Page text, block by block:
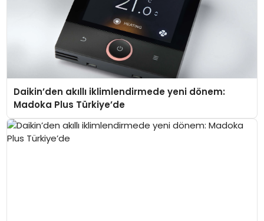
Daikin’den akıllı iklimlendirmede yeni dönem:
Madoka Plus Türkiye’de